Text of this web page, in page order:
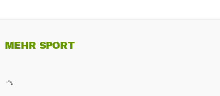
MEHR SPORT